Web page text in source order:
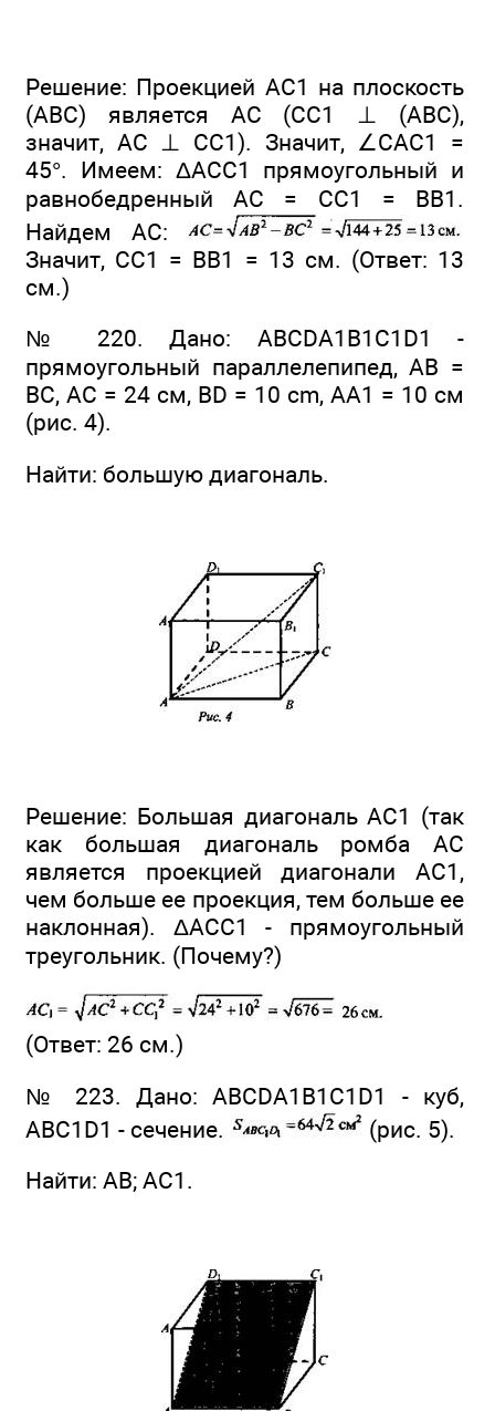
Решение: Проекцией АС1 на плоскость
(ABC) является AC (СС1 ⊥ (ABC),
значит, AC ⊥ СС1). Значит, ∠CAC1 =
45°. Имеем: ΔACC1 прямоугольный и
равнобедренный АС = СС1 = ВВ1.
Найдем АС:
Значит, СС1 = ВВ1 = 13 см. (Ответ: 13
см.)
№ 220. Дано: ABCDA1B1C1D1 -
прямоугольный параллелепипед, АВ =
ВС, АС = 24 см, BD = 10 cm, AA1 = 10 см
(рис. 4).
Найти: большую диагональ.
Решение: Большая диагональ АС1 (так
как большая диагональ ромба АС
является проекцией диагонали АС1,
чем больше ее проекция, тем больше ее
наклонная). ΔACC1 - прямоугольный
треугольник. (Почему?)
(Ответ: 26 см.)
№ 223. Дано: ABCDA1B1C1D1 - куб,
ABC1D1 - сечение.
(рис. 5).
Найти: АВ; АС1.